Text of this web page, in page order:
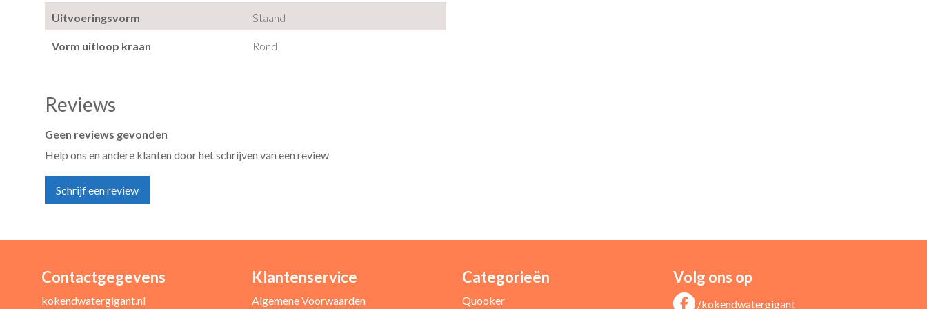
Uitvoeringsvorm Staand
Vorm uitloop kraan Rond
Reviews
Geen reviews gevonden
Help ons en andere klanten door het schrijven van een review
Schrijf een review
Uw naam * Uw e-mailadres *
Contactgegevens
kokendwatergigant.nl
Klantenservice
Algemene Voorwaarden
Categorieën
Quooker
Volg ons op
/kokendwatergigant